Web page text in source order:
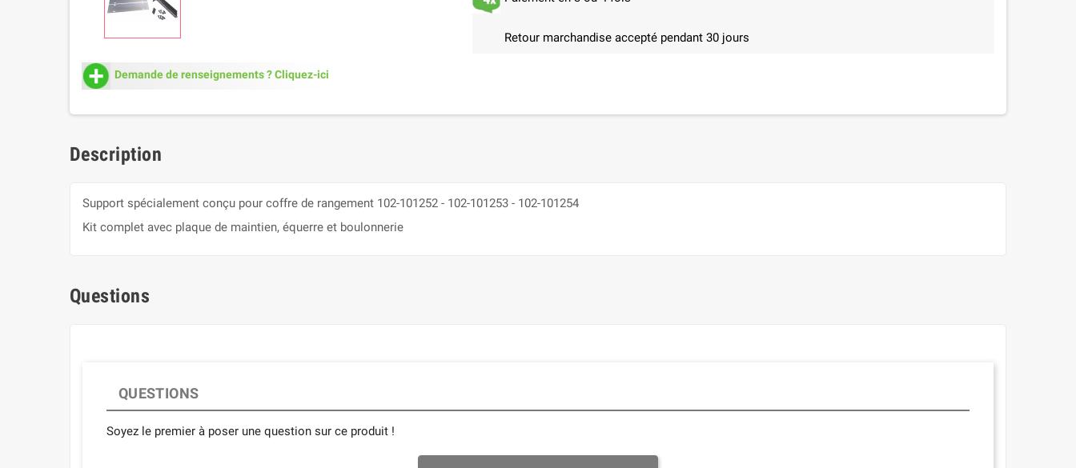
Demande de renseignements ? Cliquez-ici
Retour marchandise accepté pendant 30 jours
Description
Support spécialement conçu pour coffre de rangement 102-101252 - 102-101253 - 102-101254
Kit complet avec plaque de maintien, équerre et boulonnerie
Questions
QUESTIONS
Soyez le premier à poser une question sur ce produit !